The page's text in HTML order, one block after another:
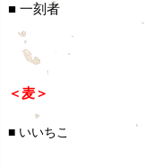
■ 一刻者
＜麦＞
■ いいちこ